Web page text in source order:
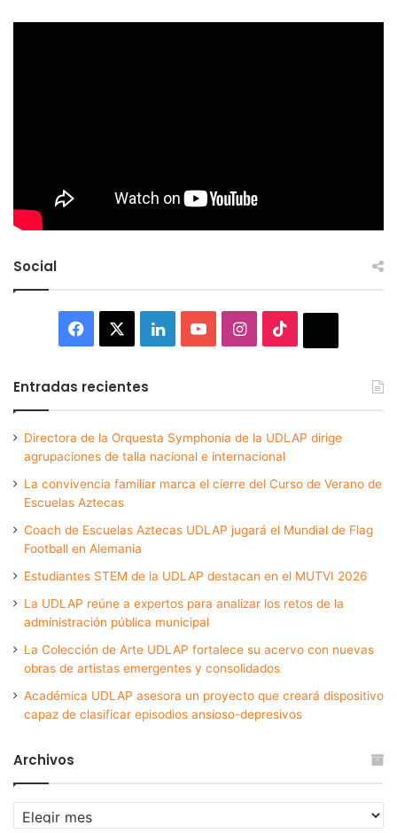
Social
Facebook LinkedInYouTubeInstagram
Entradas recientes
Directora de la Orquesta Symphonia de la UDLAP dirige
agrupaciones de talla nacional e internacional
La convivencia familiar marca el cierre del Curso de Verano de
Escuelas Aztecas
Coach de Escuelas Aztecas UDLAP jugará el Mundial de Flag
Football en Alemania
Estudiantes STEM de la UDLAP destacan en el MUTVI 2026
La UDLAP reúne a expertos para analizar los retos de la
administración pública municipal
La Colección de Arte UDLAP fortalece su acervo con nuevas
obras de artistas emergentes y consolidados
Académica UDLAP asesora un proyecto que creará dispositivo
capaz de clasificar episodios ansioso-depresivos
Archivos
Archivos